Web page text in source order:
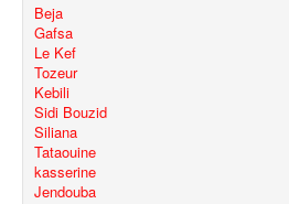
Beja
Gafsa
Le Kef
Tozeur
Kebili
Sidi Bouzid
Siliana
Tataouine
kasserine
Jendouba